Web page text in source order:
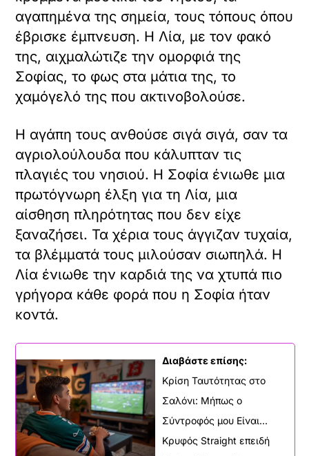
αγαπημένα της σημεία, τους τόπους όπου
έβρισκε έμπνευση. Η Λία, με τον φακό
της, αιχμαλώτιζε την ομορφιά της
Σοφίας, το φως στα μάτια της, το
χαμόγελό της που ακτινοβολούσε.
Η αγάπη τους ανθούσε σιγά σιγά, σαν τα
αγριολούλουδα που κάλυπταν τις
πλαγιές του νησιού. Η Σοφία ένιωθε μια
πρωτόγνωρη έλξη για τη Λία, μια
αίσθηση πληρότητας που δεν είχε
ξαναζήσει. Τα χέρια τους άγγιζαν τυχαία,
τα βλέμματά τους μιλούσαν σιωπηλά. Η
Λία ένιωθε την καρδιά της να χτυπά πιο
γρήγορα κάθε φορά που η Σοφία ήταν
κοντά.
Διαβάστε επίσης:
Κρίση Ταυτότητας στο
Σαλόνι: Μήπως ο
Σύντροφός μου Είναι...
Κρυφός Straight επειδή